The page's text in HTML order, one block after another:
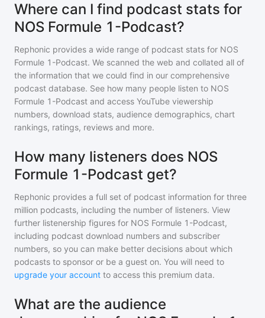
Where can I find podcast stats for
NOS Formule 1-Podcast?
Rephonic provides a wide range of podcast stats for NOS
Formule 1-Podcast. We scanned the web and collated all of
the information that we could find in our comprehensive
podcast database. See how many people listen to NOS
Formule 1-Podcast and access YouTube viewership
numbers, download stats, audience demographics, chart
rankings, ratings, reviews and more.
How many listeners does NOS
Formule 1-Podcast get?
Rephonic provides a full set of podcast information for three
million podcasts, including the number of listeners. View
further listenership figures for NOS Formule 1-Podcast,
including podcast download numbers and subscriber
numbers, so you can make better decisions about which
podcasts to sponsor or be a guest on. You will need to
upgrade your account to access this premium data.
What are the audience